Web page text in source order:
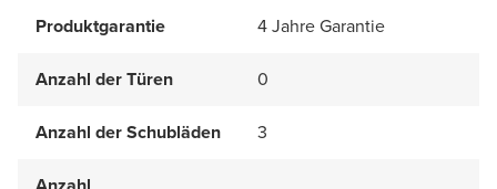
Produktgarantie 4 Jahre Garantie
Anzahl der Türen 0
Anzahl der Schubläden 3